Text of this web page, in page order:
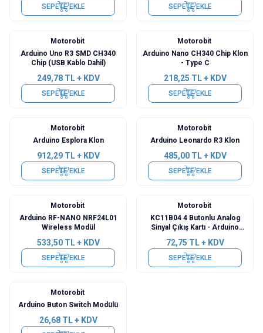
SEPETE EKLE SEPETE EKLE
Motorobit
Arduino Uno R3 SMD CH340
Chip (USB Kablo Dahil)
249,78TL + KDV
SEPETE EKLE
Motorobit
Arduino Nano CH340 Chip Klon
- Type C
218,25 TL + KDV
SEPETE EKLE
Motorobit
Arduino Esplora Klon
912,29TL + KDV
SEPETE EKLE
Motorobit
Arduino Leonardo R3 Klon
485,00TL + KDV
SEPETE EKLE
Motorobit
Arduino RF-NANO NRF24L01
Wireless Modül
533,50TL + KDV
SEPETE EKLE
Motorobit
KC11B04 4 Butonlu Analog
Sinyal Çıkış Kartı - Arduino
72,75 TL + KDV
SEPETE EKLE
Motorobit
Arduino Buton Switch Modülü
26,68TL + KDV